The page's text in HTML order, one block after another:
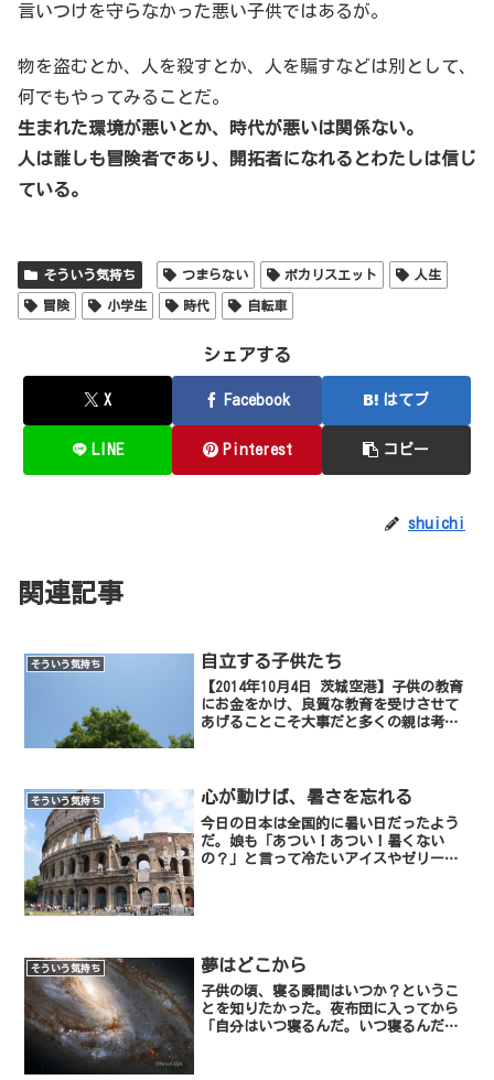
言いつけを守らなかった悪い子供ではあるが。
物を盗むとか、人を殺すとか、人を騙すなどは別として、
何でもやってみることだ。
生まれた環境が悪いとか、時代が悪いは関係ない。
人は誰しも冒険者であり、開拓者になれるとわたしは信じ
ている。
そういう気持ち つまらない ポカリスエット 人生
冒険 小学生 時代 自転車
シェアする
X Facebook はてブ
LINE Pinterest コピー
shuichi
関連記事
そういう気持ち 自立する子供たち
【2014年10月4日 茨城空港】子供の教育
にお金をかけ、良質な教育を受けさせて
あげることこそ大事だと多くの親は考え
習わせたり、外国...
そういう気持ち 心が動けば、暑さを忘れる
今日の日本は全国的に暑い日だったよう
だ。娘も「あつい！あつい！暑くない
の？」と言って冷たいアイスやゼリーを
そういう気持ち 夢はどこから
子供の頃、寝る瞬間はいつか？というこ
とを知りたかった。夜布団に入ってから
「自分はいつ寝るんだ。いつ寝るんだ」